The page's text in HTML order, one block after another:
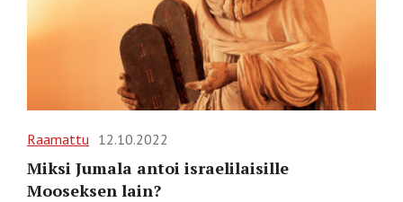
Raamattu 12.10.2022
Miksi Jumala antoi israelilaisille
Mooseksen lain?